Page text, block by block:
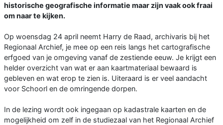
historische geografische informatie maar zijn vaak ook fraai
om naar te kijken.
Op woensdag 24 april neemt Harry de Raad, archivaris bij het
Regionaal Archief, je mee op een reis langs het cartografische
erfgoed van je omgeving vanaf de zestiende eeuw. Je krijgt een
helder overzicht van wat er aan kaartmateriaal bewaard is
gebleven en wat erop te zien is. Uiteraard is er veel aandacht
voor Schoorl en de omringende dorpen.
In de lezing wordt ook ingegaan op kadastrale kaarten en de
mogelijkheid om zelf in de studiezaal van het Regionaal Archief